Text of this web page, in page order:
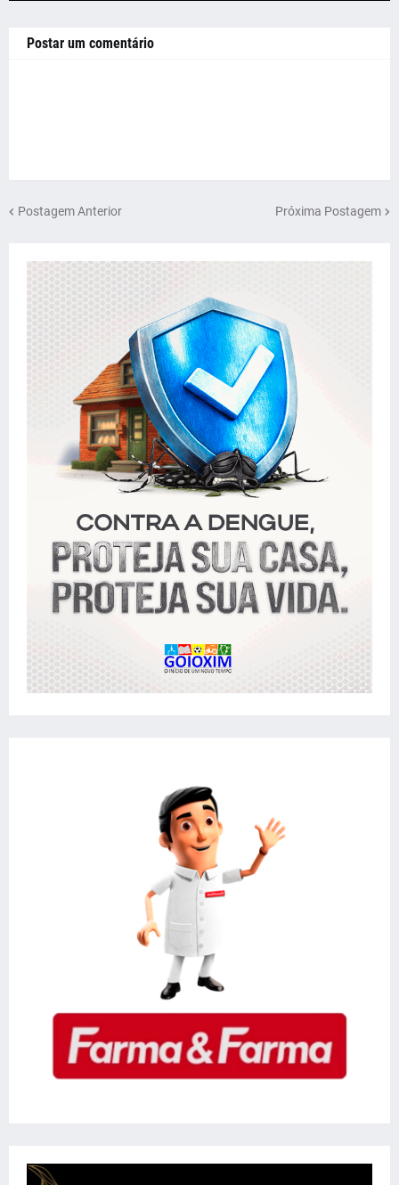
Postar um comentário
Postagem Anterior Próxima Postagem